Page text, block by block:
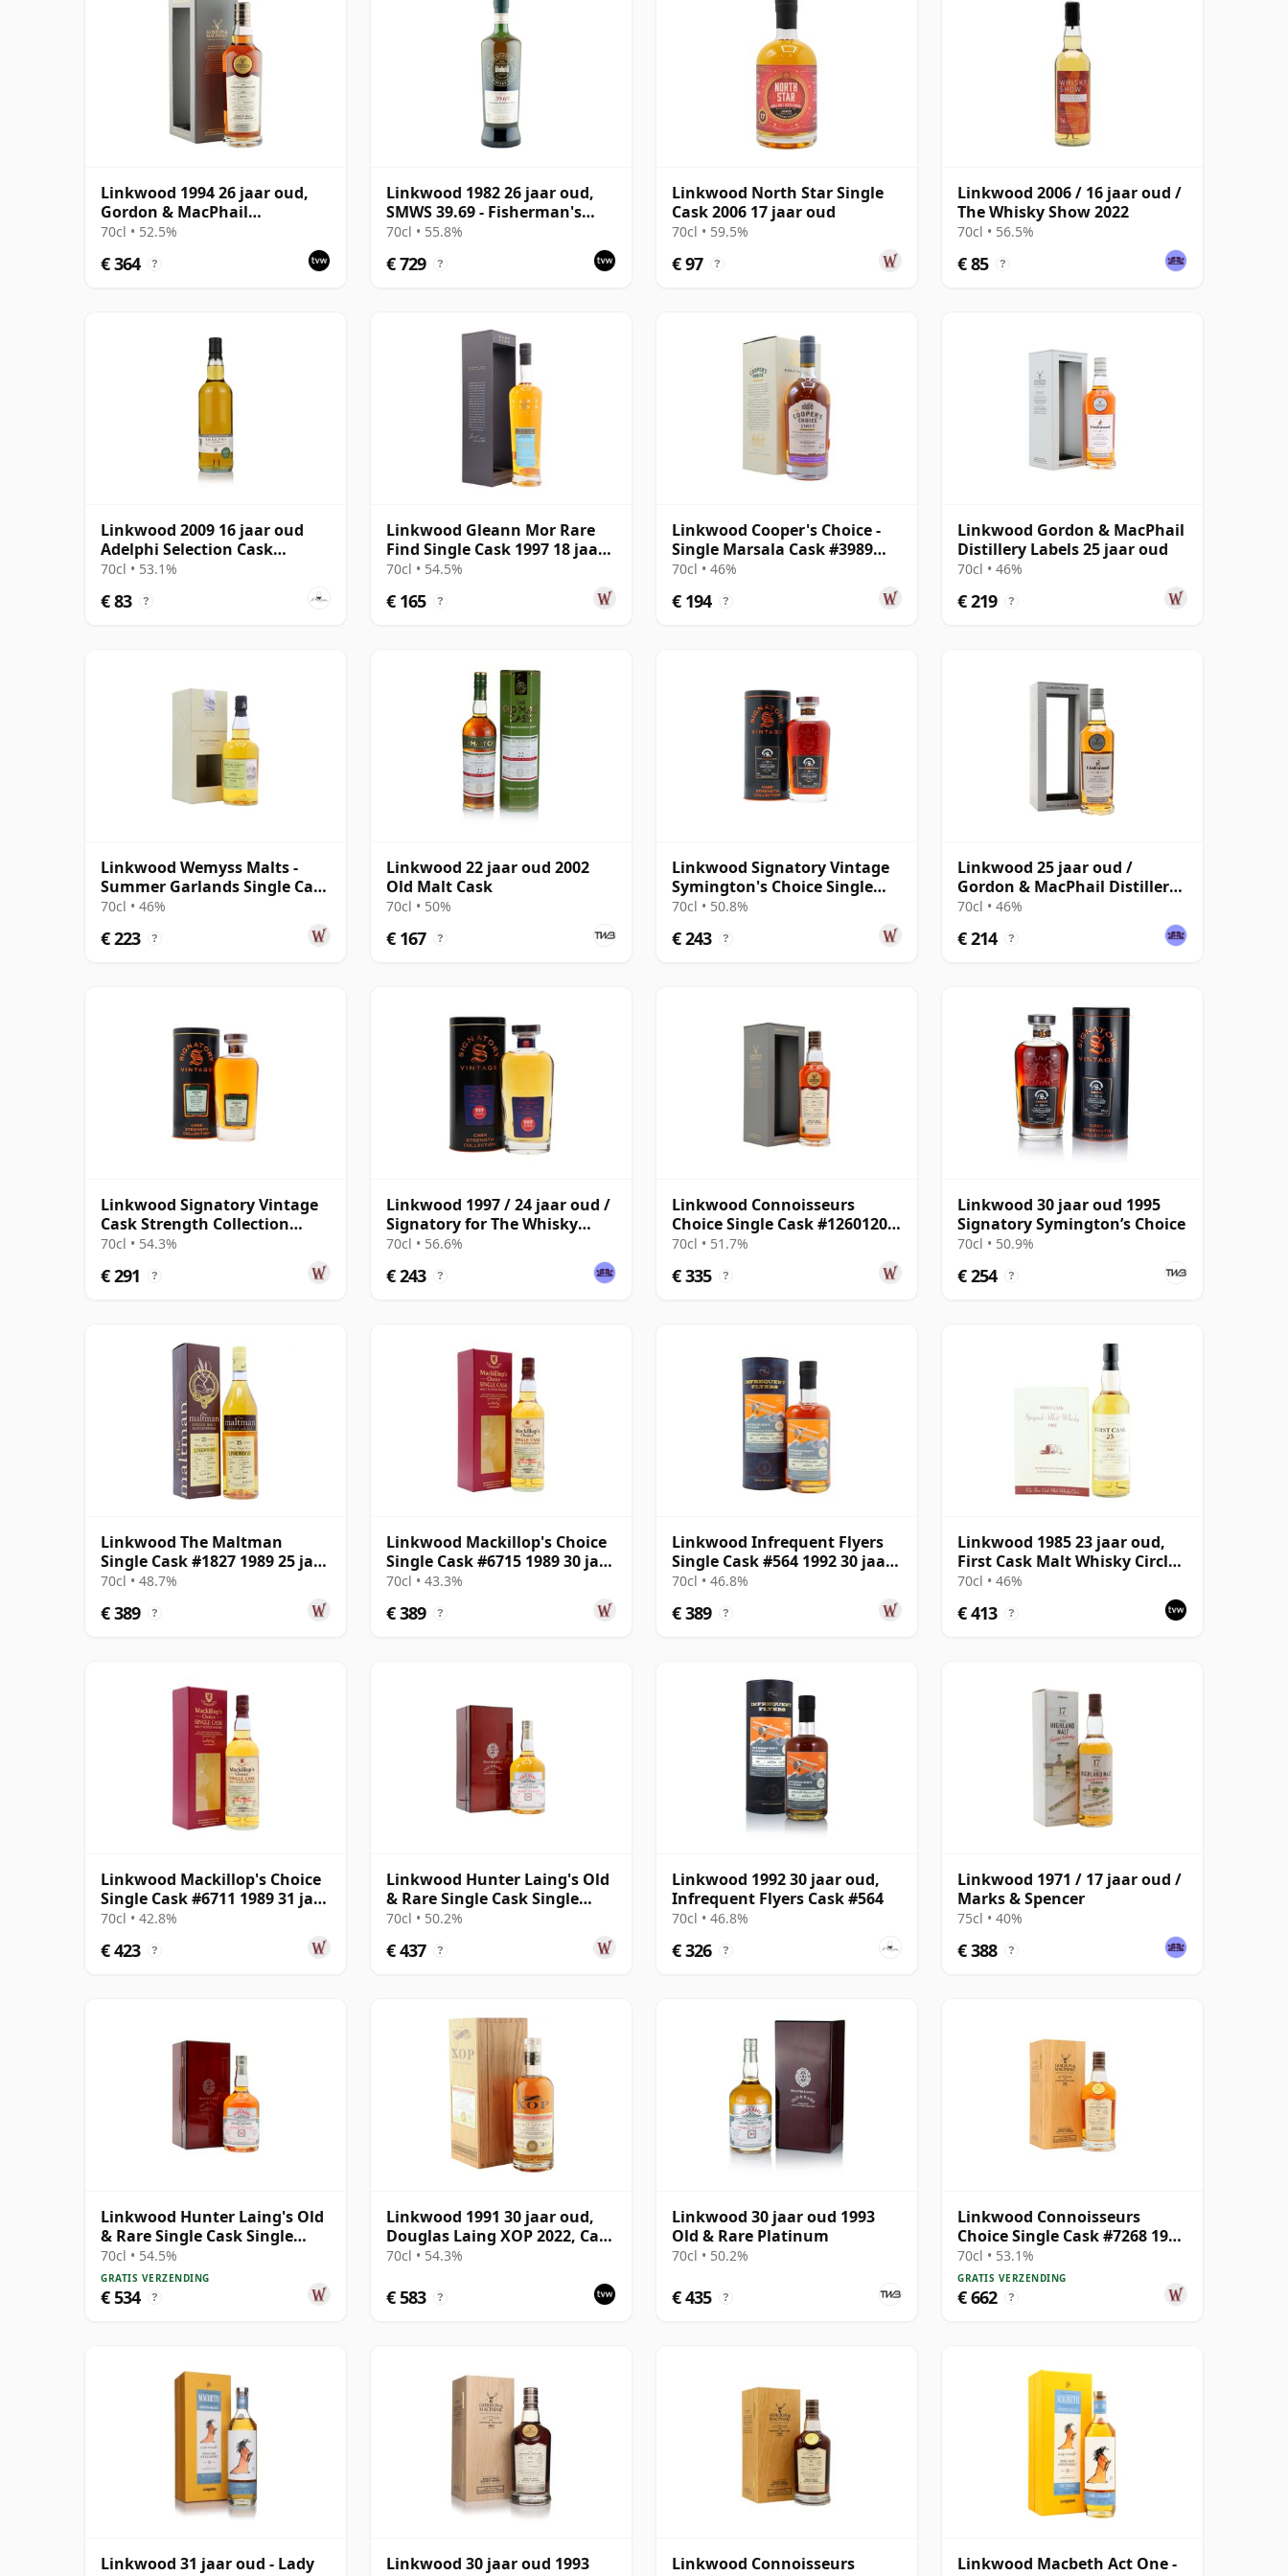
Linkwood 1994 26 jaar oud,
Gordon & MacPhail
Connoisseurs Choice - Cask
70cl • 52.5%
€ 364 ?
Linkwood 1982 26 jaar oud,
SMWS 39.69 - Fisherman's
Friends in a Bakery
70cl • 55.8%
€ 729 ?
Linkwood North Star Single
Cask 2006 17 jaar oud
70cl • 59.5%
€ 97 ?
Linkwood 2006 / 16 jaar oud /
The Whisky Show 2022
70cl • 56.5%
€ 85 ?
Linkwood 2009 16 jaar oud
Adelphi Selection Cask
#552912
70cl • 53.1%
€ 83 ?
Linkwood Gleann Mor Rare
Find Single Cask 1997 18 jaar
oud
70cl • 54.5%
€ 165 ?
Linkwood Cooper's Choice -
Single Marsala Cask #3989
1997 20 jaar oud
70cl • 46%
€ 194 ?
Linkwood Gordon & MacPhail
Distillery Labels 25 jaar oud
70cl • 46%
€ 219 ?
Linkwood Wemyss Malts -
Summer Garlands Single Cask
1997 21 jaar oud
70cl • 46%
€ 223 ?
Linkwood 22 jaar oud 2002
Old Malt Cask
70cl • 50%
€ 167 ?
Linkwood Signatory Vintage
Symington's Choice Single
Sherry 1995 30 jaar oud
70cl • 50.8%
€ 243 ?
Linkwood 25 jaar oud /
Gordon & MacPhail Distillery
Labels
70cl • 46%
€ 214 ?
Linkwood Signatory Vintage
Cask Strength Collection
Single 1997 23 jaar oud
70cl • 54.3%
€ 291 ?
Linkwood 1997 / 24 jaar oud /
Signatory for The Whisky
Exchange
70cl • 56.6%
€ 243 ?
Linkwood Connoisseurs
Choice Single Cask #12601202
1994 28 jaar oud
70cl • 51.7%
€ 335 ?
Linkwood 30 jaar oud 1995
Signatory Symington’s Choice
70cl • 50.9%
€ 254 ?
Linkwood The Maltman
Single Cask #1827 1989 25 jaar
oud
70cl • 48.7%
€ 389 ?
Linkwood Mackillop's Choice
Single Cask #6715 1989 30 jaar
oud
70cl • 43.3%
€ 389 ?
Linkwood Infrequent Flyers
Single Cask #564 1992 30 jaar
oud
70cl • 46.8%
€ 389 ?
Linkwood 1985 23 jaar oud,
First Cask Malt Whisky Circle,
Cask 3911
70cl • 46%
€ 413 ?
Linkwood Mackillop's Choice
Single Cask #6711 1989 31 jaar
oud
70cl • 42.8%
€ 423 ?
Linkwood Hunter Laing's Old
& Rare Single Cask Single
Malt 1993 30 jaar oud
70cl • 50.2%
€ 437 ?
Linkwood 1992 30 jaar oud,
Infrequent Flyers Cask #564
70cl • 46.8%
€ 326 ?
Linkwood 1971 / 17 jaar oud /
Marks & Spencer
75cl • 40%
€ 388 ?
Linkwood Hunter Laing's Old
& Rare Single Cask Single
Malt 1989 32 jaar oud
70cl • 54.5%
GRATIS VERZENDING
€ 534 ?
Linkwood 1991 30 jaar oud,
Douglas Laing XOP 2022, Cask
15452
70cl • 54.3%
€ 583 ?
Linkwood 30 jaar oud 1993
Old & Rare Platinum
70cl • 50.2%
€ 435 ?
Linkwood Connoisseurs
Choice Single Cask #7268 1991
30 jaar oud
70cl • 53.1%
GRATIS VERZENDING
€ 662 ?
Linkwood 31 jaar oud - Lady
Linkwood 30 jaar oud 1993
Linkwood Connoisseurs
Linkwood Macbeth Act One -